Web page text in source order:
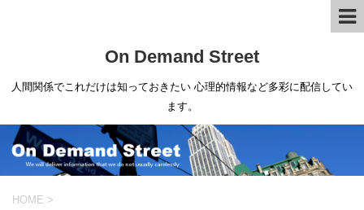
On Demand Street
人間関係でこれだけは知っておきたい 心理的情報など多彩に配信してい
ます。
HOME >